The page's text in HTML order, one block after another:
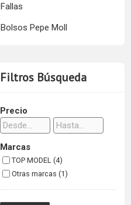
Fallas
Bolsos Pepe Moll
Filtros Búsqueda
Precio
Marcas
TOP MODEL (4)
Otras marcas (1)